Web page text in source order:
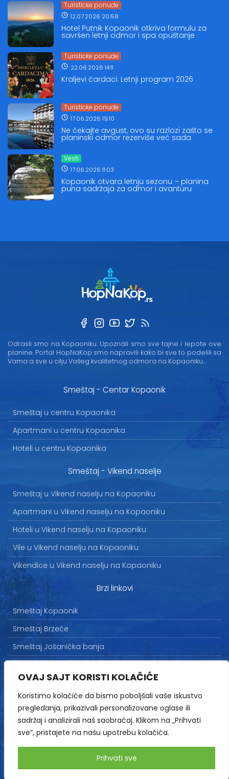
OVAJ SAJT KORISTI KOLAČIĆE
Koristimo kolačiće da bismo poboljšali vaše iskustvo
pregledanja, prikazivali personalizovane oglase ili
sadržaj i analizirali naš saobraćaj. Klikom na „Prihvati
sve“, pristajete na našu upotrebu kolačića.
Prihvati sve
Turisticke ponude
12.07.2026 20:58
Hotel Putnik Kopaonik otkriva formulu za
savršen letnji odmor i spa opuštanje
Turisticke ponude
22.06.2026 14:11
Kraljevi čardaci: Letnji program 2026
Turisticke ponude
17.06.2026 19:10
Ne čekajte avgust, ovo su razlozi zašto se
planinski odmor rezerviše već sada
Vesti
17.06.2026 11:03
Kopaonik otvara letnju sezonu – planina
puna sadržaja za odmor i avanturu
Odrasli smo na Kopaoniku. Upoznali smo sve tajne i lepote ove
planine. Portal HopNaKop smo napravili kako bi sve to podelili sa
Vama a sve u cilju Vašeg kvalitetnog odmora na Kopaoniku...
Smeštaj - Centar Kopaonik
Smeštaj u centru Kopaonika
Apartmani u centru Kopaonika
Hoteli u centru Kopaonika
Smeštaj - Vikend naselje
Smeštaj u Vikend naselju na Kopaoniku
Apartmani u Vikend naselju na Kopaoniku
Hoteli u Vikend naselju na Kopaoniku
Vile u Vikend naselju na Kopaoniku
Vikendice u Vikend naselju na Kopaoniku
Brzi linkovi
Smeštaj Kopaonik
Smeštaj Brzeće
Smeštaj Jošanička banja
Marketing
Politika privatnosti
Kontakt
Sva prava zadržana / All rights reserved